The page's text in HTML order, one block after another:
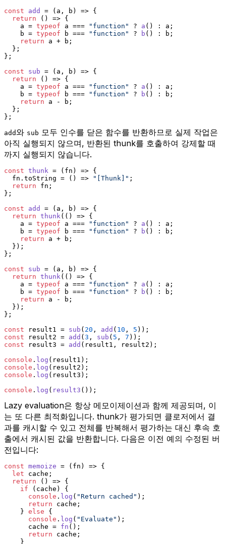
const add = ( a, b ) => {
return
() => {
    a =
typeof a === "function" ? a () : a;
    b =
typeof b === "function" ? b () : b;
return a + b;
  };
};
const
sub = ( a, b ) => {
return
() => {
    a =
typeof a === "function" ? a () : a;
    b =
typeof b === "function" ? b () : b;
return a - b;
  };
};
add와 sub 모두 인수를 닫은 함수를 반환하므로 실제 작업은
아직 실행되지 않으며, 반환된 thunk를 호출하여 강제할 때
까지 실행되지 않습니다.
const thunk = ( fn ) => {
  fn.
toString = () => "[Thunk]" ;
return fn;
};
const
add = ( a, b ) => {
return thunk ( () => {
    a =
typeof a === "function" ? a () : a;
    b =
typeof b === "function" ? b () : b;
return a + b;
  });
};
const
sub = ( a, b ) => {
return thunk ( () => {
    a =
typeof a === "function" ? a () : a;
    b =
typeof b === "function" ? b () : b;
return a - b;
  });
};
const result1 = sub ( 20 , add ( 10 , 5 ));
const result2 = add ( 3 , sub ( 5 , 7 ));
const result3 = add (result1, result2);
console . log (result1);
console . log (result2);
console . log (result3);
console . log ( result3 ());
Lazy evaluation은 항상 메모이제이션과 함께 제공되며, 이
는 또 다른 최적화입니다. thunk가 평가되면 클로저에서 결
과를 캐시할 수 있고 전체를 반복해서 평가하는 대신 후속 호
출에서 캐시된 값을 반환합니다. 다음은 이전 예의 수정된 버
전입니다:
const memoize = ( fn ) => {
let cache;
return
() => {
if (cache) {
console . log ( "Return cached" );
return cache;
    }
else {
console . log ( "Evaluate" );
      cache =
fn ();
return cache;
    }